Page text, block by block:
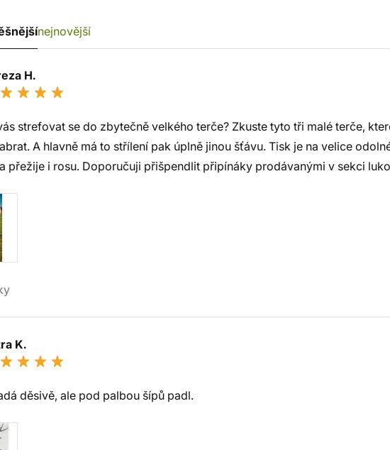
nejnovější
H.
strefovat se do zbytečně velkého terče? Zkuste tyto tři malé terče,
A hlavně má to střílení pak úplně jinou šťávu. Tisk je na velice
přežije i rosu. Doporučuji přišpendlit připínáky prodávanými v sekci
K.
děsivě, ale pod palbou šípů padl.